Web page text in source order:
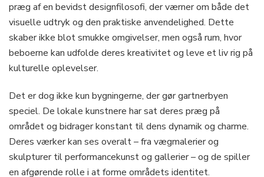
præg af en bevidst designfilosofi, der værner om både det
visuelle udtryk og den praktiske anvendelighed. Dette
skaber ikke blot smukke omgivelser, men også rum, hvor
beboerne kan udfolde deres kreativitet og leve et liv rig på
kulturelle oplevelser.
Det er dog ikke kun bygningerne, der gør gartnerbyen
speciel. De lokale kunstnere har sat deres præg på
området og bidrager konstant til dens dynamik og charme.
Deres værker kan ses overalt – fra vægmalerier og
skulpturer til performancekunst og gallerier – og de spiller
en afgørende rolle i at forme områdets identitet.